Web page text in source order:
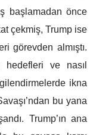
başlamadan önce
çekmiş, Trump ise
görevden almıştı.
ve nasıl
ikna
bu yana
Trump’ın ana